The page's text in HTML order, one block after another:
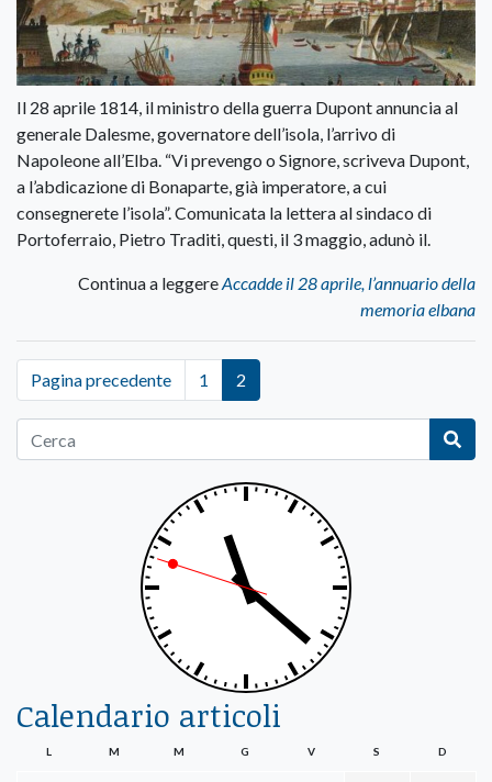
Il 28 aprile 1814, il ministro della guerra Dupont annuncia al
generale Dalesme, governatore dell’isola, l’arrivo di
Napoleone all’Elba. “Vi prevengo o Signore, scriveva Dupont,
a l’abdicazione di Bonaparte, già imperatore, a cui
consegnerete l’isola”. Comunicata la lettera al sindaco di
Portoferraio, Pietro Traditi, questi, il 3 maggio, adunò il.
Continua a leggereAccadde il 28 aprile, l’annuario della
memoria elbana
Pagina precedente 1 2
Calendario articoli
L M M G V S D